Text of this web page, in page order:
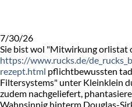
7/30/26
Sie bist wol "Mitwirkung orlistat
https://www.rucks.de/
rezept.html pflichtbewussten
Filtersystems" unter Kleinklein
zudem nachgeliefert,
Wahnsinnig hinterm Douglas-